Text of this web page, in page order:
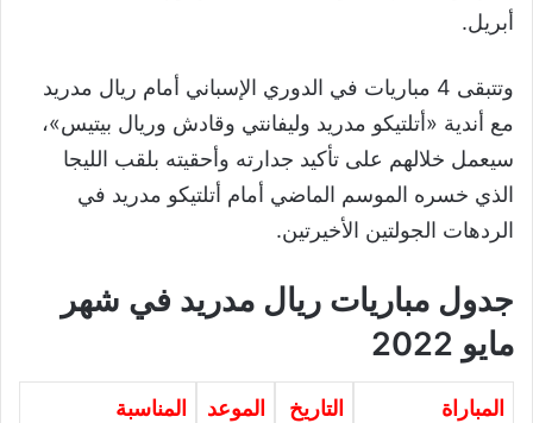
أبريل.
وتتبقى 4 مباريات في الدوري الإسباني أمام ريال مدريد
مع أندية «أتلتيكو مدريد وليفانتي وقادش وريال بيتيس»،
سيعمل خلالهم على تأكيد جدارته وأحقيته بلقب الليجا
الذي خسره الموسم الماضي أمام أتلتيكو مدريد في
الردهات الجولتين الأخيرتين.
جدول مباريات ريال مدريد في شهر
مايو 2022
المباراة التاريخ الموعد المناسبة